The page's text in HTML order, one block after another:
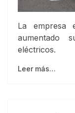
La empresa
aumentado
eléctricos.
Leer más…